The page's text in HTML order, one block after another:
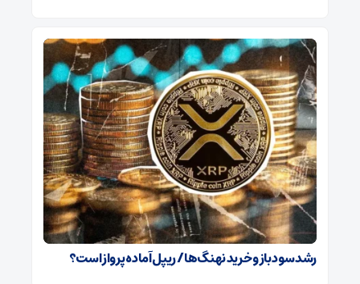
رشد سود باز و خرید نهنگ‌ها / ریپل آماده پرواز است؟